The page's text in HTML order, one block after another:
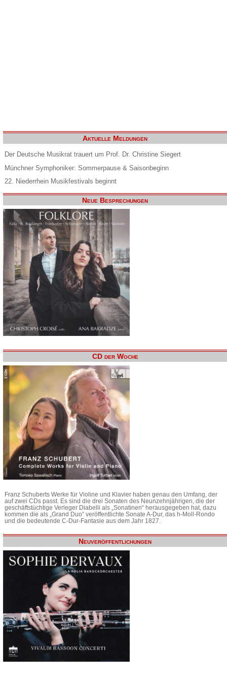
Aktuelle Meldungen
Der Deutsche Musikrat trauert um Prof. Dr. Christine Siegert
Münchner Symphoniker: Sommerpause & Saisonbeginn
22. Niederrhein Musikfestivals beginnt
Neue Besprechungen
CD der Woche
Franz Schuberts Werke für Violine und Klavier haben genau den Umfang, der
auf zwei CDs passt. Es sind die drei Sonaten des Neunzehnjährigen, die der
geschäftstüchtige Verleger Diabelli als „Sonatinen“ herausgegeben hat, dazu
kommen die als „Grand Duo“ veröffentlichte Sonate A-Dur, das h-Moll-Rondo
und die bedeutende C-Dur-Fantasie aus dem Jahr 1827.
Neuveröffentlichungen